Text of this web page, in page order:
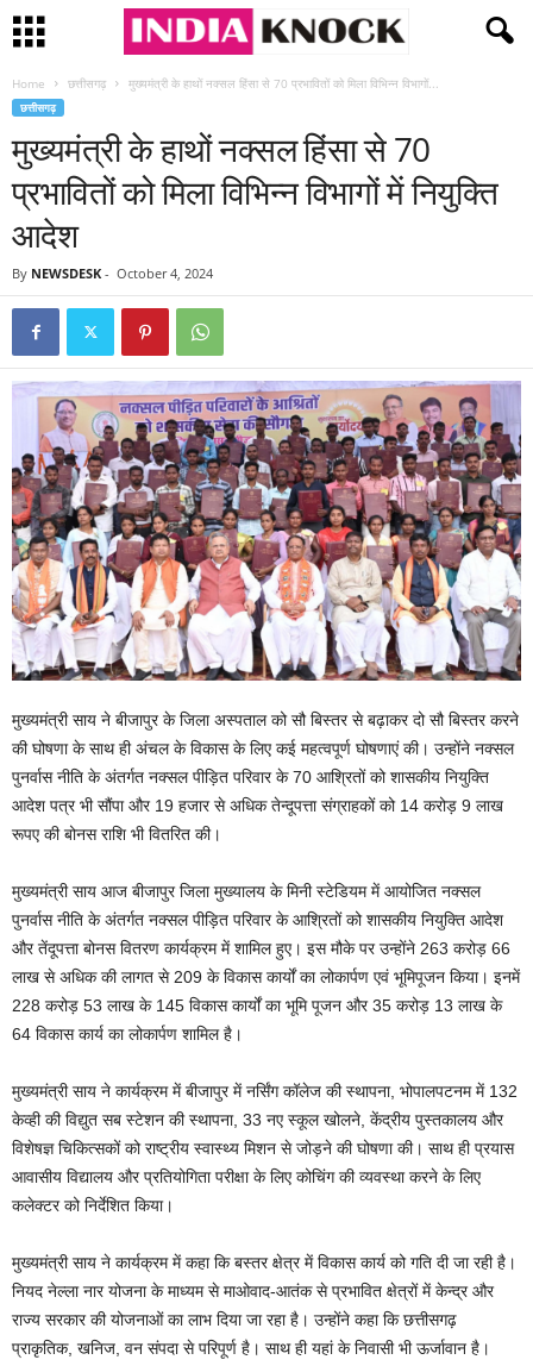
Home छत्तीसगढ़ मुख्यमंत्री के हाथों नक्सल हिंसा से 70 प्रभावितों को मिला विभिन्न विभागों...
छत्तीसगढ़
मुख्यमंत्री के हाथों नक्सल हिंसा से 70
प्रभावितों को मिला विभिन्न विभागों में नियुक्ति
आदेश
By NEWSDESK - October 4, 2024
मुख्यमंत्री साय ने बीजापुर के जिला अस्पताल को सौ बिस्तर से बढ़ाकर दो सौ बिस्तर करने
की घोषणा के साथ ही अंचल के विकास के लिए कई महत्वपूर्ण घोषणाएं की। उन्होंने नक्सल
पुनर्वास नीति के अंतर्गत नक्सल पीड़ित परिवार के 70 आश्रितों को शासकीय नियुक्ति
आदेश पत्र भी सौंपा और 19 हजार से अधिक तेन्दूपत्ता संग्राहकों को 14 करोड़ 9 लाख
रूपए की बोनस राशि भी वितरित की।
मुख्यमंत्री साय आज बीजापुर जिला मुख्यालय के मिनी स्टेडियम में आयोजित नक्सल
पुनर्वास नीति के अंतर्गत नक्सल पीड़ित परिवार के आश्रितों को शासकीय नियुक्ति आदेश
और तेंदूपत्ता बोनस वितरण कार्यक्रम में शामिल हुए। इस मौके पर उन्होंने 263 करोड़ 66
लाख से अधिक की लागत से 209 के विकास कार्यों का लोकार्पण एवं भूमिपूजन किया। इनमें
228 करोड़ 53 लाख के 145 विकास कार्यों का भूमि पूजन और 35 करोड़ 13 लाख के
64 विकास कार्य का लोकार्पण शामिल है।
मुख्यमंत्री साय ने कार्यक्रम में बीजापुर में नर्सिंग कॉलेज की स्थापना, भोपालपटनम में 132
केव्ही की विद्युत सब स्टेशन की स्थापना, 33 नए स्कूल खोलने, केंद्रीय पुस्तकालय और
विशेषज्ञ चिकित्सकों को राष्ट्रीय स्वास्थ्य मिशन से जोड़ने की घोषणा की। साथ ही प्रयास
आवासीय विद्यालय और प्रतियोगिता परीक्षा के लिए कोचिंग की व्यवस्था करने के लिए
कलेक्टर को निर्देशित किया।
मुख्यमंत्री साय ने कार्यक्रम में कहा कि बस्तर क्षेत्र में विकास कार्य को गति दी जा रही है।
नियद नेल्ला नार योजना के माध्यम से माओवाद-आतंक से प्रभावित क्षेत्रों में केन्द्र और
राज्य सरकार की योजनाओं का लाभ दिया जा रहा है। उन्होंने कहा कि छत्तीसगढ़
प्राकृतिक, खनिज, वन संपदा से परिपूर्ण है। साथ ही यहां के निवासी भी ऊर्जावान है।